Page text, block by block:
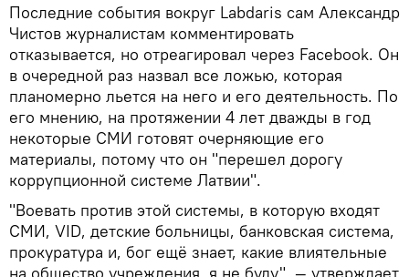
Последние события вокруг Labdaris сам Александр
Чистов журналистам комментировать
отказывается, но отреагировал через Facebook. Он
в очередной раз назвал все ложью, которая
планомерно льется на него и его деятельность. По
его мнению, на протяжении 4 лет дважды в год
некоторые СМИ готовят очерняющие его
материалы, потому что он "перешел дорогу
коррупционной системе Латвии".
"Воевать против этой системы, в которую входят
СМИ, VID, детские больницы, банковская система,
прокуратура и, бог ещё знает, какие влиятельные
на общество учреждения, я не буду", — утверждает